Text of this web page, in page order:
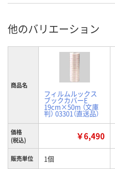
他のバリエーション
商品名
フィルムルックス
ブックカバーE
19cm×50m （文庫
判） 03301（直送品）
価格
(税込)
￥6,490
販売単位 1個